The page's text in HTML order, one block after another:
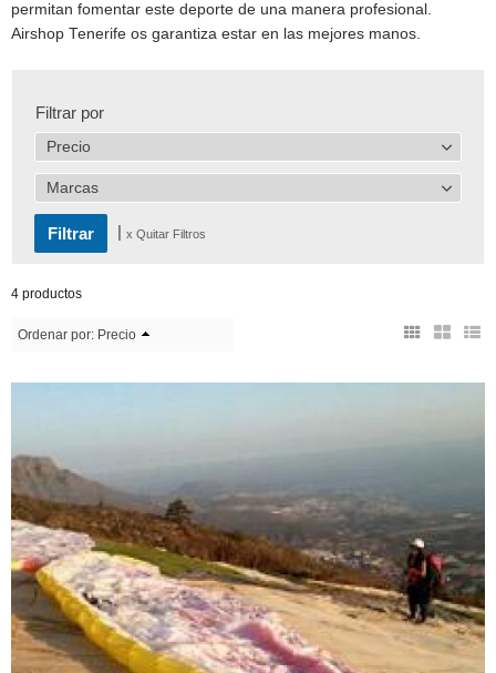
permitan fomentar este deporte de una manera profesional.
Airshop Tenerife os garantiza estar en las mejores manos.
Filtrar por
Precio
Marcas
x Quitar Filtros
4 productos
Ordenar por: Precio